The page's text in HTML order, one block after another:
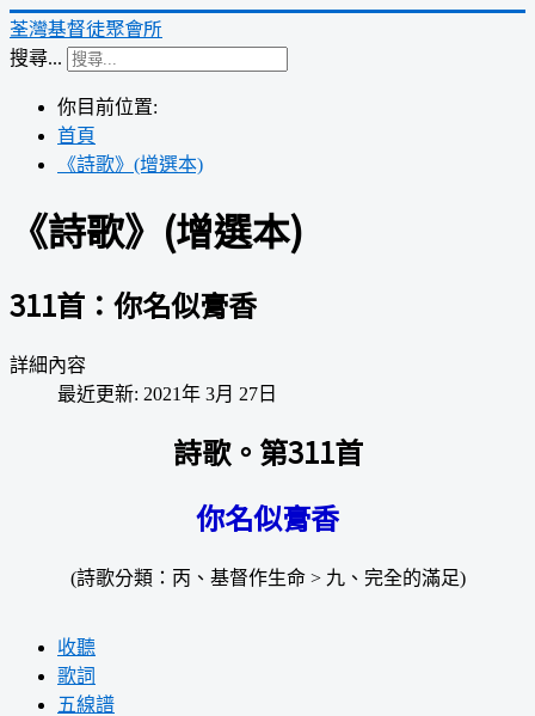
荃灣基督徒聚會所
搜尋...
你目前位置:
首頁
《詩歌》(增選本)
《詩歌》(增選本)
311首：你名似膏香
詳細內容
最近更新: 2021年 3月 27日
詩歌。第311首
你名似膏香
(詩歌分類：丙、基督作生命 > 九、完全的滿足)
收聽
歌詞
五線譜